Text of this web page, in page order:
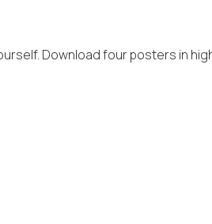
Download four posters in